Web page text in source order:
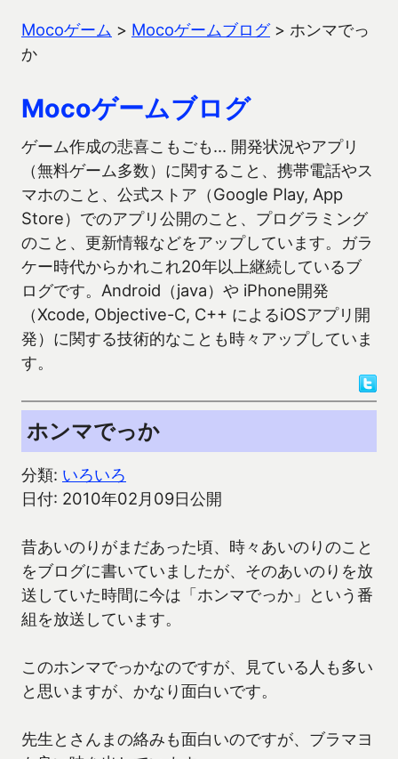
Mocoゲーム > Mocoゲームブログ> ホンマでっ
か
Mocoゲームブログ
ゲーム作成の悲喜こもごも… 開発状況やアプリ
（無料ゲーム多数）に関すること、携帯電話やス
マホのこと、公式ストア（Google Play, App
Store）でのアプリ公開のこと、プログラミング
のこと、更新情報などをアップしています。ガラ
ケー時代からかれこれ20年以上継続しているブ
ログです。Android（java）や iPhone開発
（Xcode, Objective-C, C++ によるiOSアプリ開
発）に関する技術的なことも時々アップしていま
す。
ホンマでっか
分類: いろいろ
日付: 2010年02月09日公開
昔あいのりがまだあった頃、時々あいのりのこと
をブログに書いていましたが、そのあいのりを放
送していた時間に今は「ホンマでっか」という番
組を放送しています。
このホンマでっかなのですが、見ている人も多い
と思いますが、かなり面白いです。
先生とさんまの絡みも面白いのですが、ブラマヨ